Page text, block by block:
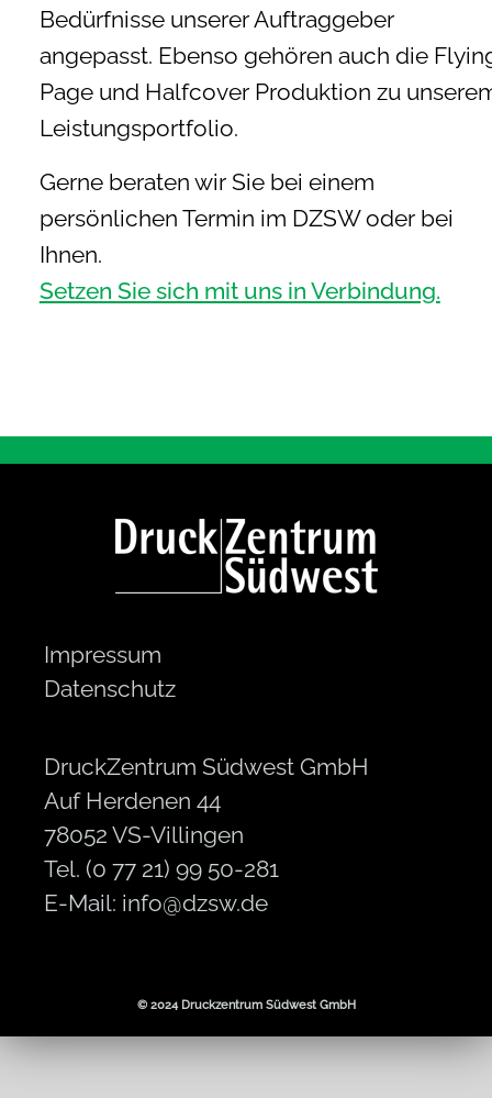
Bedürfnisse unserer Auftraggeber
angepasst. Ebenso gehören auch die
Page und Halfcover Produktion zu
Leistungsportfolio.
Gerne beraten wir Sie bei einem
persönlichen Termin im DZSW oder bei
Ihnen.
Setzen Sie sich mit uns in Verbindung.
Impressum
Datenschutz
DruckZentrum Südwest GmbH
Auf Herdenen 44
78052 VS-Villingen
Tel. (0 77 21) 99 50-281
E-Mail: info@dzsw.de
© 2024 Druckzentrum Südwest GmbH